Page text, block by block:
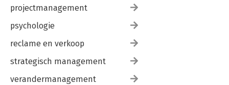
projectmanagement
psychologie
reclame en verkoop
strategisch management
verandermanagement